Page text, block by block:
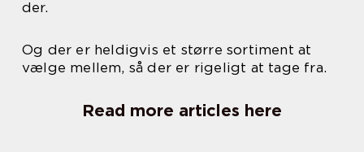
der.
Og der er heldigvis et større sortiment at
vælge mellem, så der er rigeligt at tage fra.
Read more articles here